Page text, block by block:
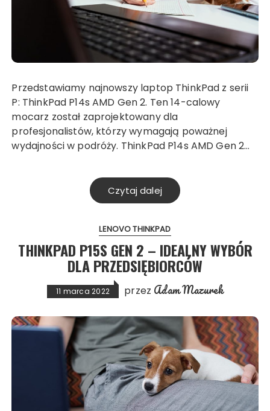
Przedstawiamy najnowszy laptop ThinkPad z serii
P: ThinkPad P14s AMD Gen 2. Ten 14-calowy
mocarz został zaprojektowany dla
profesjonalistów, którzy wymagają poważnej
wydajności w podróży. ThinkPad P14s AMD Gen 2…
Czytaj dalej
LENOVO THINKPAD
THINKPAD P15S GEN 2 – IDEALNY WYBÓR
DLA PRZEDSIĘBIORCÓW
11 marca 2022 przez Adam Mazurek